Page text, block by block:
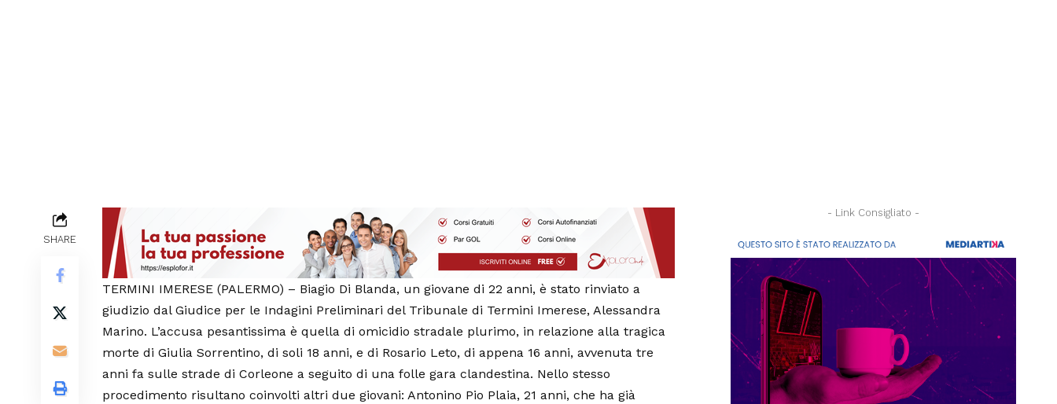
SHARE
TERMINI IMERESE (PALERMO) – Biagio Di Blanda, un giovane di 22 anni, è stato rinviato a
giudizio dal Giudice per le Indagini Preliminari del Tribunale di Termini Imerese, Alessandra
Marino. L’accusa pesantissima è quella di omicidio stradale plurimo, in relazione alla tragica
morte di Giulia Sorrentino, di soli 18 anni, e di Rosario Leto, di appena 16 anni, avvenuta tre
anni fa sulle strade di Corleone a seguito di una folle gara clandestina. Nello stesso
procedimento risultano coinvolti altri due giovani: Antonino Pio Plaia, 21 anni, che ha già
- Link Consigliato -